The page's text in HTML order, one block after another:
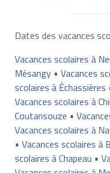
Dates des vacances
Vacances scolaires à
Mésangy• Vacances
scolaires à Échassières
Vacances scolaires à
Coutansouze •
Vacances scolaires à
• Vacances scolaires à
scolaires à Chapeau •